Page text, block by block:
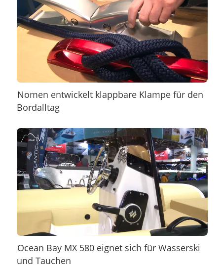
Nomen entwickelt klappbare Klampe für den
Bordalltag
Ocean Bay MX 580 eignet sich für Wasserski
und Tauchen